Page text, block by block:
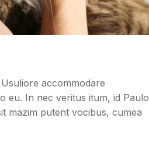
accommodare
eu. In nec veritus itum, id Paulo
mazim putent vocibus, cumea